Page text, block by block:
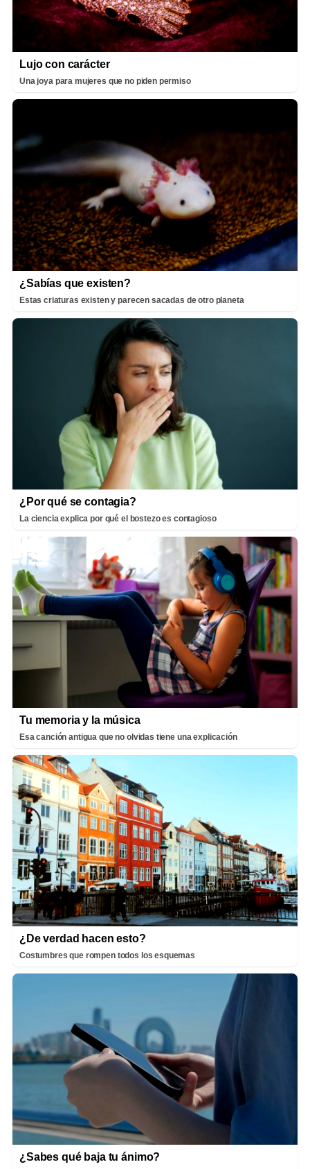
Lujo con carácter
Una joya para mujeres que no piden permiso
¿Sabías que existen?
Estas criaturas existen y parecen sacadas de otro planeta
¿Por qué se contagia?
La ciencia explica por qué el bostezo es contagioso
Tu memoria y la música
Esa canción antigua que no olvidas tiene una explicación
¿De verdad hacen esto?
Costumbres que rompen todos los esquemas
¿Sabes qué baja tu ánimo?